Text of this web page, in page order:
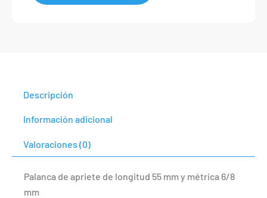
Descripción
Información adicional
Valoraciones (0)
Palanca de apriete de longitud 55 mm y métrica 6/8
mm